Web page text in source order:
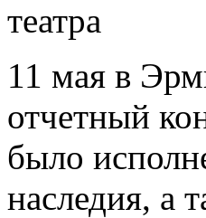
театра
11 мая в
отчетный
было
наследия, а